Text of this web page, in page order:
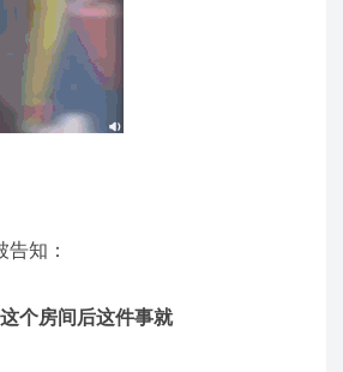
知：
个房间后这件事就